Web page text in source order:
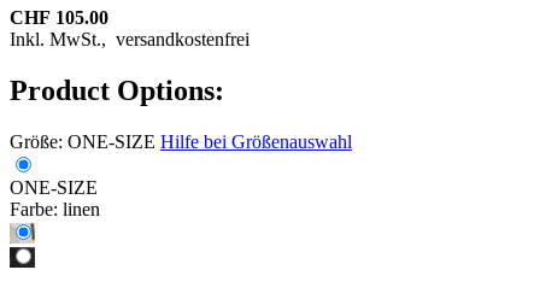
CHF 105.00
Inkl. MwSt., versandkostenfrei
Product Options:
Größe: ONE-SIZE Hilfe bei Größenauswahl
ONE-SIZE
Farbe: linen